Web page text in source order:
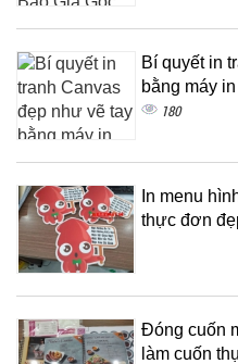
Bí quyết in
bằng máy
180
In menu
thực đơn
Đóng cuốn
làm cuốn